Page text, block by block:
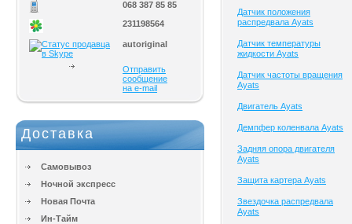
068 387 85 85
231198564
autoriginal
Отправить
сообщение
на e-mail
Доставка
Самовывоз
Ночной экспресс
Новая Почта
Ин-Тайм
Датчик положения
распредвала Ayats
Датчик температуры
жидкости Ayats
Датчик частоты вращения
Ayats
Двигатель Ayats
Демпфер коленвала Ayats
Задняя опора двигателя
Ayats
Защита картера Ayats
Звездочка распредвала
Ayats